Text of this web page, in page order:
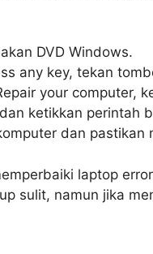
DVD Windows.
any key, tekan
your computer,
ketikkan perintah
dan pastikan
laptop
sulit, namun jika